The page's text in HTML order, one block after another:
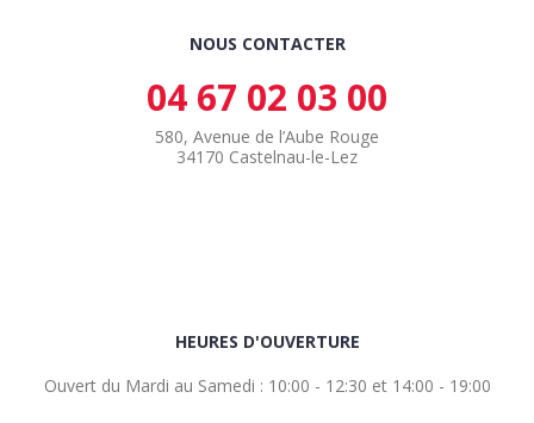
NOUS CONTACTER
04 67 02 03 00
580, Avenue de l’Aube Rouge
34170 Castelnau-le-Lez
HEURES D'OUVERTURE
Ouvert du Mardi au Samedi : 10:00 - 12:30 et 14:00 - 19:00